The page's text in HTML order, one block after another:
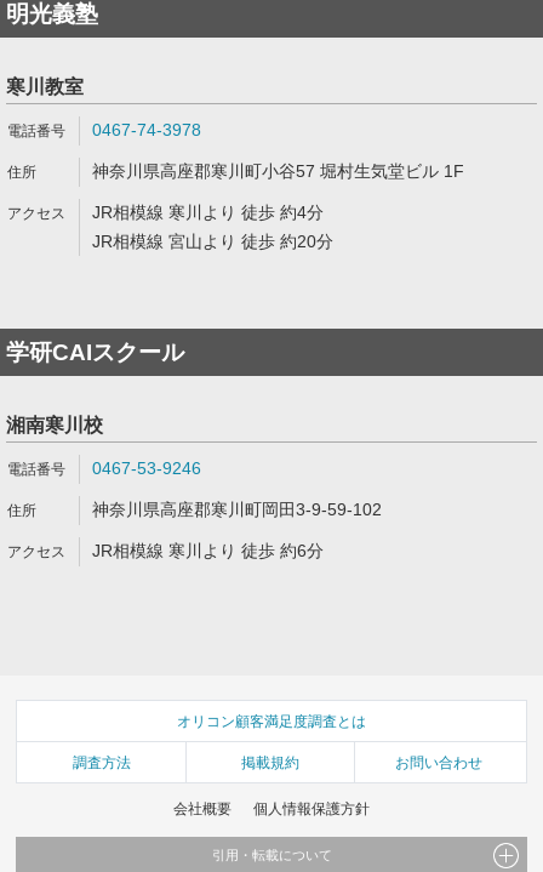
明光義塾
寒川教室
0467-74-3978
神奈川県高座郡寒川町小谷57 堀村生気堂ビル 1F
JR相模線 寒川より 徒歩 約4分
JR相模線 宮山より 徒歩 約20分
学研CAIスクール
湘南寒川校
0467-53-9246
神奈川県高座郡寒川町岡田3-9-59-102
JR相模線 寒川より 徒歩 約6分
オリコン顧客満足度調査とは
調査方法 掲載規約 お問い合わせ
会社概要 個人情報保護方針
引用・転載について